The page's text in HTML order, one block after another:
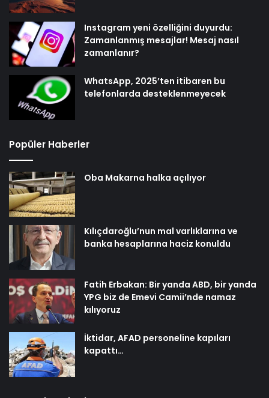
Instagram yeni özelliğini duyurdu:
Zamanlanmış mesajlar! Mesaj nasıl
zamanlanır?
WhatsApp, 2025’ten itibaren bu
telefonlarda desteklenmeyecek
Popüler Haberler
Oba Makarna halka açılıyor
Kılıçdaroğlu’nun mal varlıklarına ve
banka hesaplarına haciz konuldu
Fatih Erbakan: Bir yanda ABD, bir yanda
YPG biz de Emevi Camii’nde namaz
kılıyoruz
İktidar, AFAD personeline kapıları
kapattı…